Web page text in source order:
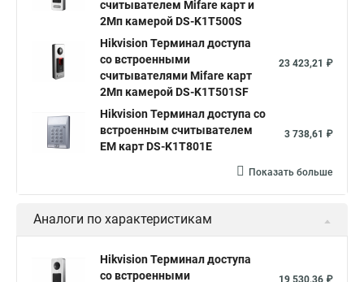
считывателем Mifare карт и
2Мп камерой DS-K1T500S
Hikvision Терминал доступа
со встроенными
считывателями Mifare карт
2Мп камерой DS-K1T501SF
23 423,21 ₽
Hikvision Терминал доступа со
встроенным считывателем
EM карт DS-K1T801E
3 738,61 ₽
Показать больше
Аналоги по характеристикам
Hikvision Терминал доступа
со встроенными
19 530,36 ₽